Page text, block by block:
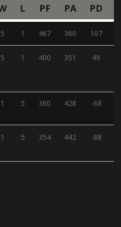
L PF PA PD
5 1 467 360 107
5 1 400 351 49
1 5 360 428 -68
1 5 354 442 -88